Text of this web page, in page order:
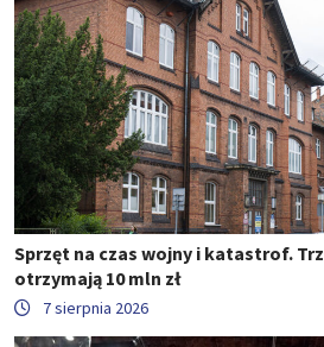
Sprzęt na czas wojny i katastrof.
otrzymają 10 mln zł
7 sierpnia 2026